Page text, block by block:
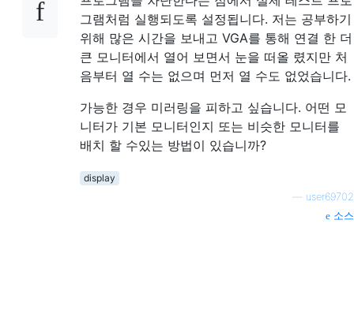
그램처럼 실행되도록 설정됩니다. 저는 공부하기
위해 많은 시간을 보내고 VGA를 통해 연결 한 더
큰 모니터에서 열어 보면서 눈을 떠올 렸지만 처
음부터 열 수는 없으며 먼저 열 수도 없었습니다.
가능한 경우 미러링을 피하고 싶습니다. 어떤 모
니터가 기본 모니터인지 또는 비슷한 모니터를
배치 할 수있는 방법이 있습니까?
display
user69702
소스